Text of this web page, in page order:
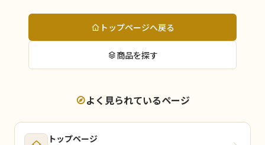
トップページへ戻る
商品を探す
よく見られているページ
トップページ